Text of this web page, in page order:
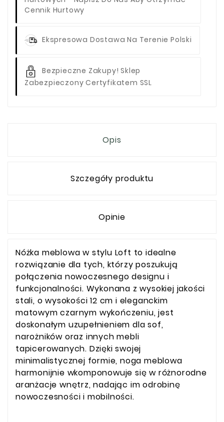
Cennik Hurtowy
Ekspresowa Dostawa Na Terenie Polski
Bezpieczne Zakupy! Sklep
Zabezpieczony Certyfikatem SSL
Opis
Szczegóły produktu
Opinie
Nóżka meblowa w stylu Loft to idealne
rozwiązanie dla tych, którzy poszukują
połączenia nowoczesnego designu i
funkcjonalności. Wykonana z wysokiej jakości
stali, o wysokości 12 cm i eleganckim
matowym czarnym wykończeniu, jest
doskonałym uzupełnieniem dla sof,
narożników oraz innych mebli
tapicerowanych. Dzięki swojej
minimalistycznej formie, noga meblowa
harmonijnie wkomponowuje się w różnorodne
aranżacje wnętrz, nadając im odrobinę
nowoczesności i mobilności.